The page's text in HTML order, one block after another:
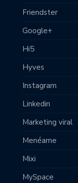
Friendster
Google+
Hi5
Hyves
Instagram
Linkedin
Marketing viral
Menéame
Mixi
MySpace